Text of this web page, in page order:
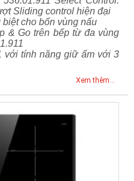
Sliding control hiện đại
cho bốn vùng nấu
& Go trên bếp từ đa vùng
với tính năng giữ ấm với 3
Xem thêm...